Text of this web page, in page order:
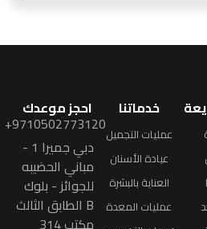
خدماتنا
عمليات التجميل
عيادة الأسنان
العناية بالبشرة
عمليات المعدة
احجز موعدك
9710502773120+
دبي جميرا 1 -
مباني الحضيبه
للجوائز - بلوك
B الطابق الثالث